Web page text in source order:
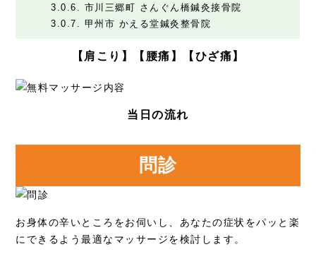
3.0.6. 市川三郷町 さんぐん橋鍼灸接骨院
3.0.7. 甲州市 かえる堂鍼灸整骨院
【肩こり】【腰痛】【ひざ痛】
当日の流れ
問診
お身体の辛いところをお伺いし、あなたの症状をパッと楽
にできるよう最適なマッサージを検討します。